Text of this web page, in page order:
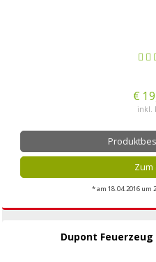
€
inkl.
Zum
* am 18.04.2016
Dupont Feuerzeug